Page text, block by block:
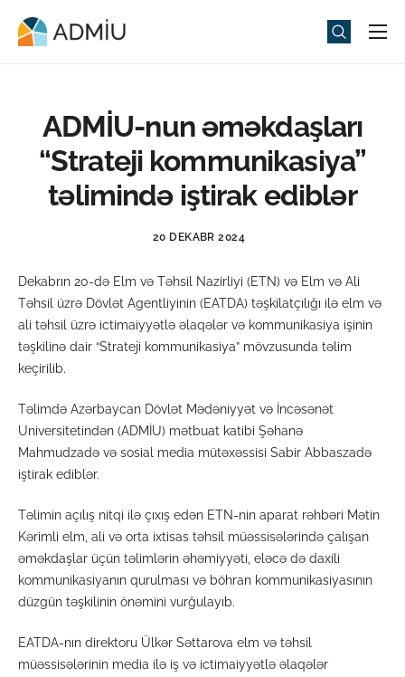
Universitet
Media
Tədbirlər
ADMIU Sİ
eMağaza
ADMİU-nun əməkdaşları
“Strateji kommunikasiya”
təlimində iştirak ediblər
20 DEKABR 2024
Dekabrın 20-də Elm və Təhsil Nazirliyi (ETN) və Elm və Ali
Təhsil üzrə Dövlət Agentliyinin (EATDA) təşkilatçılığı ilə elm və
ali təhsil üzrə ictimaiyyətlə əlaqələr və kommunikasiya işinin
təşkilinə dair “Strateji kommunikasiya” mövzusunda təlim
keçirilib.
Təlimdə Azərbaycan Dövlət Mədəniyyət və İncəsənət
Universitetindən (ADMİU) mətbuat katibi Şəhanə
Mahmudzadə və sosial media mütəxəssisi Sabir Abbaszadə
iştirak ediblər.
Təlimin açılış nitqi ilə çıxış edən ETN-nin aparat rəhbəri Mətin
Kərimli elm, ali və orta ixtisas təhsil müəssisələrində çalışan
əməkdaşlar üçün təlimlərin əhəmiyyəti, eləcə də daxili
kommunikasiyanın qurulması və böhran kommunikasiyasının
düzgün təşkilinin önəmini vurğulayıb.
EATDA-nın direktoru Ülkər Səttarova elm və təhsil
müəssisələrinin media ilə iş və ictimaiyyətlə əlaqələr